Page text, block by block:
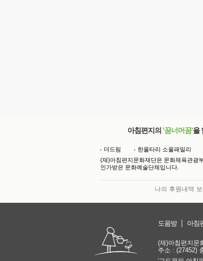
아침편지의 '꿈너머꿈'을
더드림
한울타리 소울패밀리
(재)아침편지문화재단은 문화체육관광
인가받은 문화예술단체입니다.
나의 후원내역 보
도움방 아침
(재)아침편지문
주소 : (27452)